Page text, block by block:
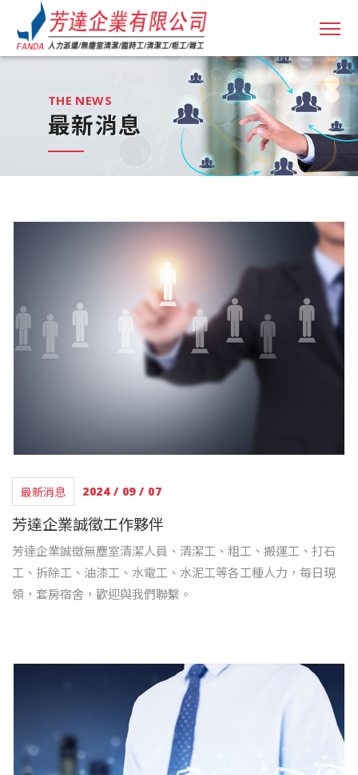
THE NEWS
最新消息
最新消息 2024 / 09 / 07
芳達企業誠徵工作夥伴
芳達企業誠徵無塵室清潔人員、清潔工、粗工、搬運工、打石
工、拆除工、油漆工、水電工、水泥工等各工種人力，每日現
領，套房宿舍，歡迎與我們聯繫。